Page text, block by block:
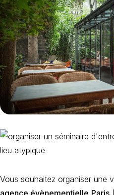
Vous souhaitez organiser une
agence évènementielle Paris